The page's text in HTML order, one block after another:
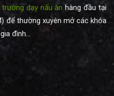
trường dạy nấu ăn hàng đầu tại
để thường xuyên mở các khóa
đình...